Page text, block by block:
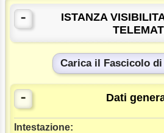
-
ISTANZA
Carica il Fascicolo di
- Dati
Intestazione: